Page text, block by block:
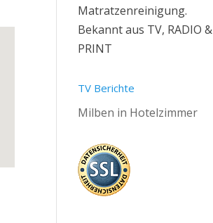
Matratzenreinigung.
Bekannt aus TV, RADIO &
PRINT
TV Berichte
Milben in Hotelzimmer